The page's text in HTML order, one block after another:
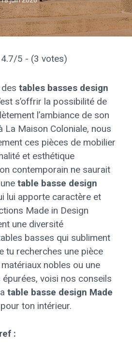
4.7/5 - (3 votes)
tables basses design
s’offrir la possibilité de
l’ambiance de son
La Maison Coloniale, nous
ces pièces de mobilier
et esthétique
contemporain ne saurait
table basse design
lui apporte caractère et
Made in Design
une diversité
basses qui subliment
tu recherches une pièce
nobles ou une
voisi nos conseils
table basse design Made
ton intérieur.
: